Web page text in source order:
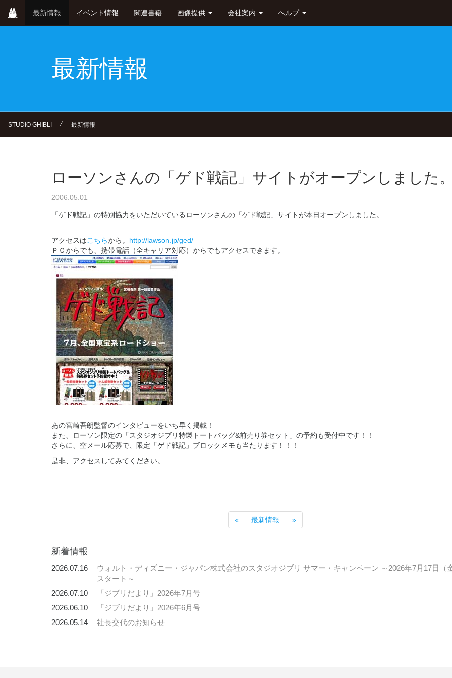
main
最新情報 イベント情報 関連書籍 画像提供 会社案内 ヘルプ
最新情報
STUDIO GHIBLI ⁄ 最新情報
ローソンさんの「ゲド戦記」サイトがオープンしました
2006.05.01
「ゲド戦記」の特別協力をいただいているローソンさんの「ゲド戦記」サイトが本日オープンしました。
アクセスはこちらから。 http://lawson.jp/ged/
ＰＣからでも、携帯電話（全キャリア対応）からでもアクセスできます。
あの宮崎吾朗監督のインタビューをいち早く掲載！
また、ローソン限定の「スタジオジブリ特製トートバッグ&前売り券セット」の予約も受付中です！！
さらに、空メール応募で、限定「ゲド戦記」ブロックメモも当たります！！！
是非、アクセスしてみてください。
« 最新情報 »
新着情報
2026.07.16
ウォルト・ディズニー・ジャパン株式会社のスタジオジブリ サマー・キャンペーン ～2026年7月17日（
スタート～
2026.07.10
「ジブリだより」2026年7月号
2026.06.10
「ジブリだより」2026年6月号
2026.05.14
社長交代のお知らせ